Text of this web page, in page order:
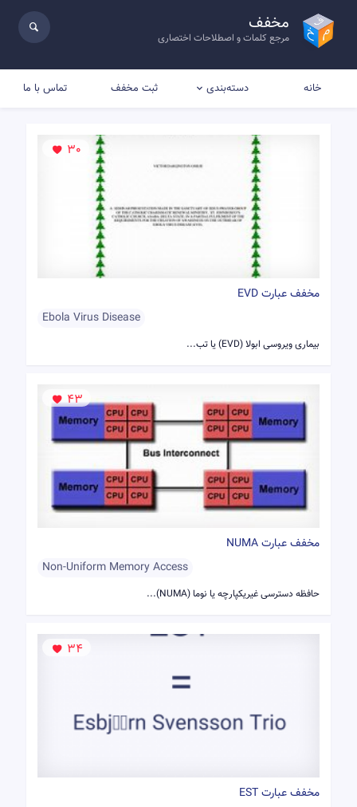
مخفف
مرجع کلمات و اصطلاحات اختصاری
خانه دسته‌بندی ثبت مخفف تماس با ما
30
مخفف عبارت EVD
Ebola Virus Disease
بیماری ویروسی ابولا (EVD) یا تب...
43
مخفف عبارت NUMA
Non-Uniform Memory Access
حافظه دسترسی غیریکپارچه یا نوما (NUMA)...
34
مخفف عبارت EST